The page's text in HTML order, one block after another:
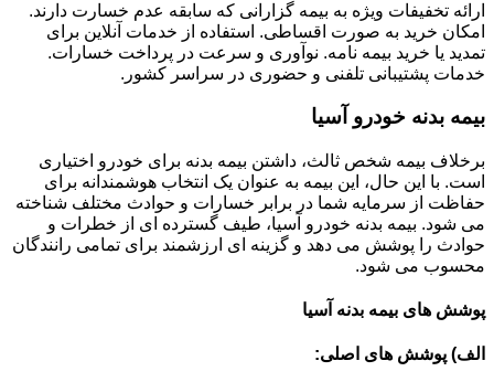
ارائه تخفیفات ویژه به بیمه گزارانی که سابقه عدم خسارت دارند.
امکان خرید به صورت اقساطی. استفاده از خدمات آنلاین برای
تمدید یا خرید بیمه نامه. نوآوری و سرعت در پرداخت خسارات.
خدمات پشتیبانی تلفنی و حضوری در سراسر کشور.
بیمه بدنه خودرو آسیا
برخلاف بیمه شخص ثالث، داشتن بیمه بدنه برای خودرو اختیاری
است. با این حال، این بیمه به عنوان یک انتخاب هوشمندانه برای
حفاظت از سرمایه شما در برابر خسارات و حوادث مختلف شناخته
می شود. بیمه بدنه خودرو آسیا، طیف گسترده ای از خطرات و
حوادث را پوشش می دهد و گزینه ای ارزشمند برای تمامی رانندگان
محسوب می شود.
پوشش های بیمه بدنه آسیا
الف) پوشش های اصلی: